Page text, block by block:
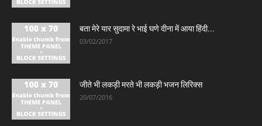
बता मेरे यार सुदामा रे भाई घणे दीना में आया हिंदी...
03/02/2017
जीते भी लकड़ी मरते भी लकड़ी भजन लिरिक्स
20/07/2016